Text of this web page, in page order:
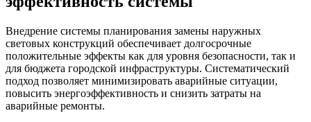
Внедрение системы планирования замены наружных
световых конструкций обеспечивает долгосрочные
положительные эффекты как для уровня безопасности, так и
для бюджета городской инфраструктуры. Систематический
подход позволяет минимизировать аварийные ситуации,
повысить энергоэффективность и снизить затраты на
аварийные ремонты.